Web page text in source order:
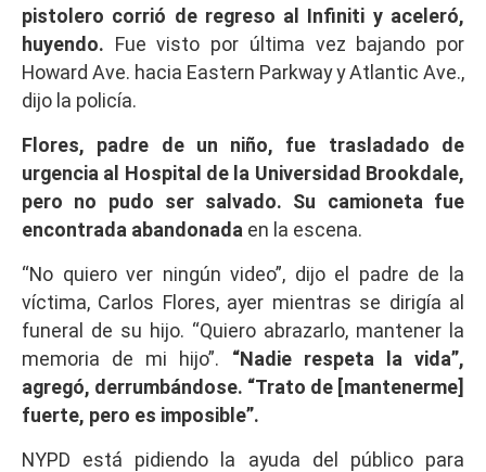
pistolero corrió de regreso al Infiniti y aceleró,
huyendo. Fue visto por última vez bajando por
Howard Ave. hacia Eastern Parkway y Atlantic Ave.,
dijo la policía.
Flores, padre de un niño, fue trasladado de
urgencia al Hospital de la Universidad Brookdale,
pero no pudo ser salvado. Su camioneta fue
encontrada abandonada en la escena.
“No quiero ver ningún video”, dijo el padre de la
víctima, Carlos Flores, ayer mientras se dirigía al
funeral de su hijo. “Quiero abrazarlo, mantener la
memoria de mi hijo”. “Nadie respeta la vida”,
agregó, derrumbándose. “Trato de [mantenerme]
fuerte, pero es imposible”.
NYPD está pidiendo la ayuda del público para